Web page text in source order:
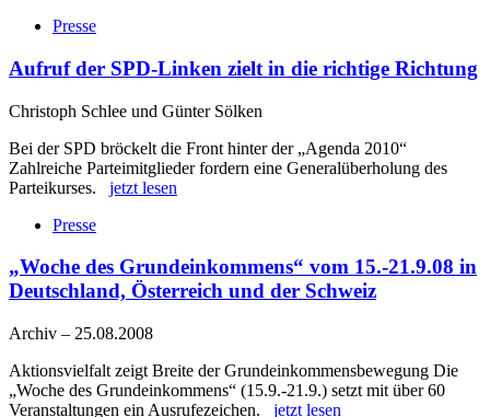
Presse
Aufruf der SPD-Linken zielt in die richtige Richtung
Christoph Schlee und Günter Sölken
Bei der SPD bröckelt die Front hinter der „Agenda 2010“
Zahlreiche Parteimitglieder fordern eine Generalüberholung des
Parteikurses. jetzt lesen
Presse
„Woche des Grundeinkommens“ vom 15.-21.9.08 in
Deutschland, Österreich und der Schweiz
Archiv – 25.08.2008
Aktionsvielfalt zeigt Breite der Grundeinkommensbewegung Die
„Woche des Grundeinkommens“ (15.9.-21.9.) setzt mit über 60
Veranstaltungen ein Ausrufezeichen. jetzt lesen